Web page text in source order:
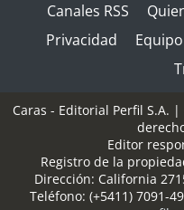
Canales RSS
Privacidad
Equipo
Caras - Editorial Perfil S.A. |
Editor
Registro de la
Dirección: California
Teléfono: (+5411) 7091-